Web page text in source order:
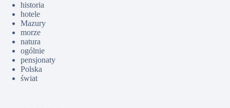
historia
hotele
Mazury
morze
natura
ogólnie
pensjonaty
Polska
świat